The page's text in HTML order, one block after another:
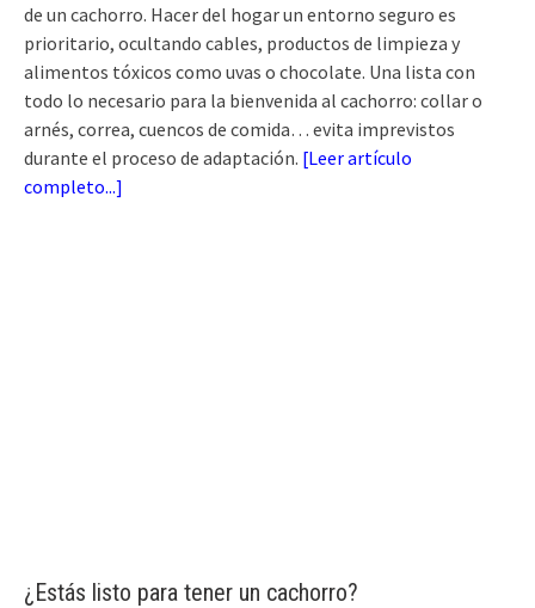
de un cachorro. Hacer del hogar un entorno seguro es
prioritario, ocultando cables, productos de limpieza y
alimentos tóxicos como uvas o chocolate. Una lista con
todo lo necesario para la bienvenida al cachorro: collar o
arnés, correa, cuencos de comida… evita imprevistos
durante el proceso de adaptación. [Leer artículo
completo...]
¿Estás listo para tener un cachorro?